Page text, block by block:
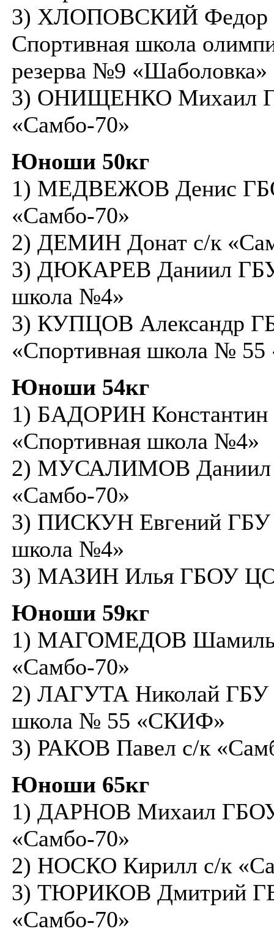
3) ХЛОПОВСКИЙ Федор
Спортивная школа
резерва №9 «Шаболовка»
3) ОНИЩЕНКО Михаил
«Самбо-70»
Юноши 50кг
1) МЕДВЕЖОВ Денис
«Самбо-70»
2) ДЕМИН Донат с/к
3) ДЮКАРЕВ Даниил ГБУ
школа №4»
3) КУПЦОВ Александр
«Спортивная школа №
Юноши 54кг
1) БАДОРИН
«Спортивная школа №4»
2) МУСАЛИМОВ
«Самбо-70»
3) ПИСКУН Евгений ГБУ
школа №4»
3) МАЗИН Илья ГБОУ ЦО
Юноши 59кг
1) МАГОМЕДОВ
«Самбо-70»
2) ЛАГУТА Николай ГБУ
школа № 55 «СКИФ»
3) РАКОВ Павел с/к
Юноши 65кг
1) ДАРНОВ Михаил
«Самбо-70»
2) НОСКО Кирилл с/к
3) ТЮРИКОВ Дмитрий
«Самбо-70»